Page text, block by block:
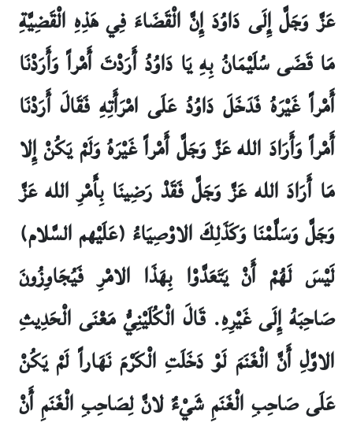
عَزَّ وَجَلَّ إِلَى دَاوُدَ إِنَّ الْقَضَاءَ فِي هَذِهِ الْقَضِيَّةِ
مَا قَضَى سُلَيْمَانُ بِهِ يَا دَاوُدُ أَرَدْتَ أَمْراً وَأَرَدْنَا
أَمْراً غَيْرَهُ فَدَخَلَ دَاوُدُ عَلَى امْرَأَتِهِ فَقَالَ أَرَدْنَا
أَمْراً وَأَرَادَ الله عَزَّ وَجَلَّ أَمْراً غَيْرَهُ وَلَمْ يَكُنْ إِلا
مَا أَرَادَ الله عَزَّ وَجَلَّ فَقَدْ رَضِينَا بِأَمْرِ الله عَزَّ
وَجَلَّ وَسَلَّمْنَا وَكَذَلِكَ الاوْصِيَاءُ (عَلَيْهم السَّلام)
لَيْسَ لَهُمْ أَنْ يَتَعَدَّوْا بِهَذَا الامْرِ فَيُجَاوِزُونَ
صَاحِبَهُ إِلَى غَيْرِهِ. قَالَ الْكُلَيْنِيُّ مَعْنَى الْحَدِيثِ
الاوَّلِ أَنَّ الْغَنَمَ لَوْ دَخَلَتِ الْكَرْمَ نَهَاراً لَمْ يَكُنْ
عَلَى صَاحِبِ الْغَنَمِ شَيْ‏ءٌ لانَّ لِصَاحِبِ الْغَنَمِ أَنْ